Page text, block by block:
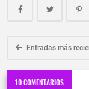
Entradas más
10 COMENTARIOS